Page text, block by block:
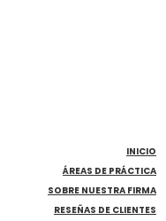
INICIO
ÁREAS DE PRÁCTICA
SOBRE NUESTRA FIRMA
RESEÑAS DE CLIENTES